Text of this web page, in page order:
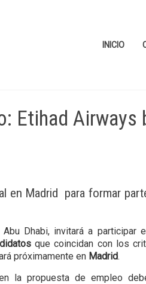
INICIO
Etihad
en Madrid para formar
Dhabi, invitará a participar
que coincidan con los
próximamente en Madrid.
la propuesta de empleo